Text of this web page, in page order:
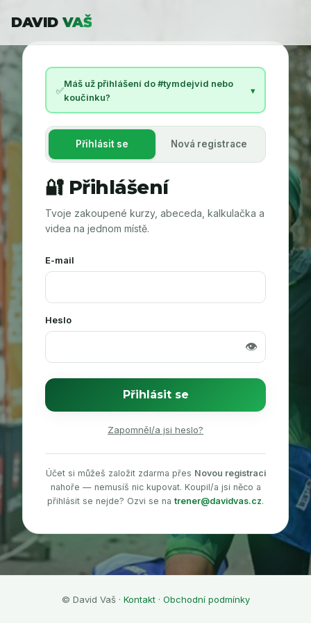
DAVID VAŠ
✅
Máš už přihlášení do #tymdejvid nebo
koučinku?
▾
Přihlásit se Nová registrace
🔐 Přihlášení
Tvoje zakoupené kurzy, abeceda, kalkulačka a
videa na jednom místě.
E-mail
Heslo
👁️
Přihlásit se
Zapomněl/a jsi heslo?
Účet si můžeš založit zdarma přes Novou registraci
nahoře — nemusíš nic kupovat. Koupil/a jsi něco a
přihlásit se nejde? Ozvi se na trener@davidvas.cz.
© David Vaš · Kontakt· Obchodní podmínky